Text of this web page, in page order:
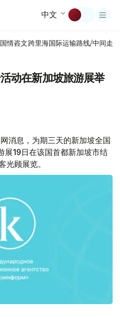
中文
国情咨文跨里海国际运输路线/中间走廊
动在新加坡旅游展举
消息，为期三天的新加坡全国
展19日在该国首都新加坡市结
光顾展览。